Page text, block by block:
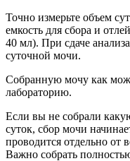
Точно измерьте объем
емкость для сбора и
40 мл). При сдаче
суточной мочи.
Собранную мочу как
лабораторию.
Если вы не собрали
суток, сбор мочи
проводится отдельно от
Важно собрать